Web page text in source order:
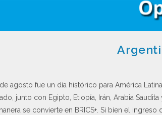
agosto fue un día histórico para América
junto con Egipto, Etiopía, Irán, Arabia
se convierte en BRICS+. Si bien el